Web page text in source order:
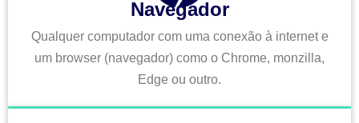
Navegador
Qualquer computador com uma conexão à internet e
um browser (navegador) como o Chrome, monzilla,
Edge ou outro.